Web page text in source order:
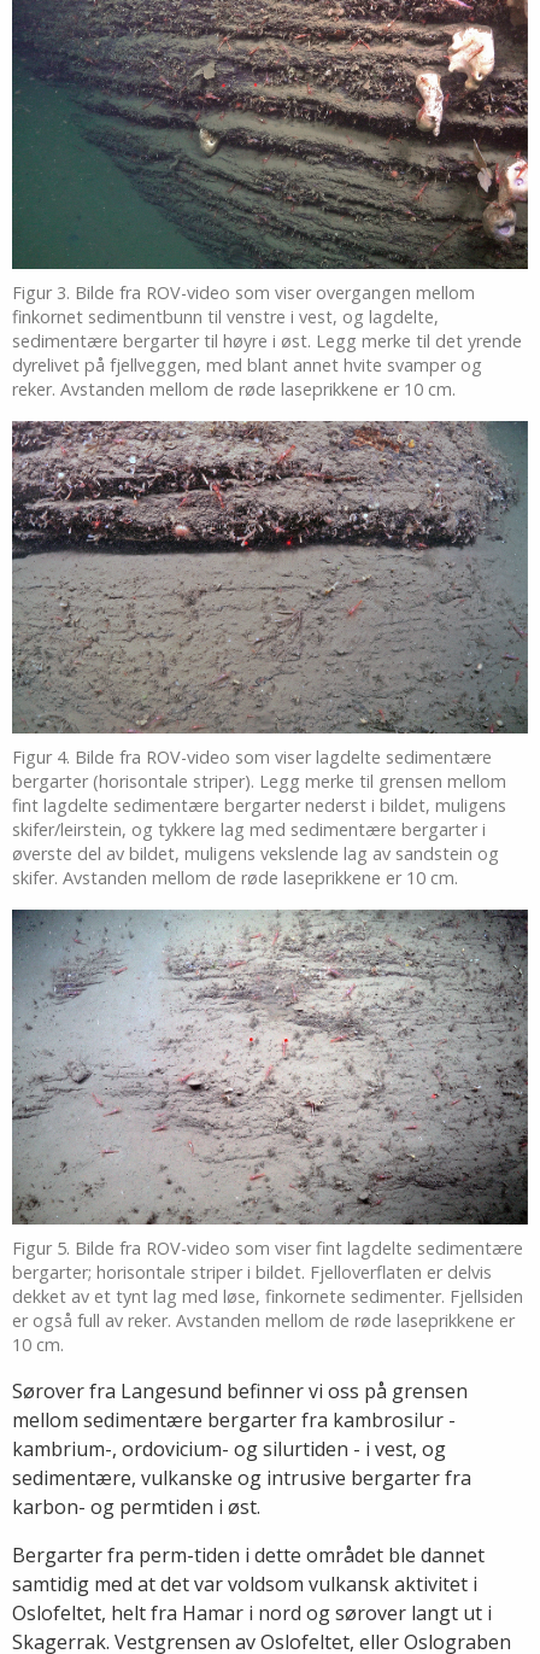
Figur 3. Bilde fra ROV-video som viser overgangen mellom
finkornet sedimentbunn til venstre i vest, og lagdelte,
sedimentære bergarter til høyre i øst. Legg merke til det yrende
dyrelivet på fjellveggen, med blant annet hvite svamper og
reker. Avstanden mellom de røde laseprikkene er 10 cm.
Figur 4. Bilde fra ROV-video som viser lagdelte sedimentære
bergarter (horisontale striper). Legg merke til grensen mellom
fint lagdelte sedimentære bergarter nederst i bildet, muligens
skifer/leirstein, og tykkere lag med sedimentære bergarter i
øverste del av bildet, muligens vekslende lag av sandstein og
skifer. Avstanden mellom de røde laseprikkene er 10 cm.
Figur 5. Bilde fra ROV-video som viser fint lagdelte sedimentære
bergarter; horisontale striper i bildet. Fjelloverflaten er delvis
dekket av et tynt lag med løse, finkornete sedimenter. Fjellsiden
er også full av reker. Avstanden mellom de røde laseprikkene er
10 cm.
Sørover fra Langesund befinner vi oss på grensen
mellom sedimentære bergarter fra kambrosilur -
kambrium-, ordovicium- og silurtiden - i vest, og
sedimentære, vulkanske og intrusive bergarter fra
karbon- og permtiden i øst.
Bergarter fra perm-tiden i dette området ble dannet
samtidig med at det var voldsom vulkansk aktivitet i
Oslofeltet, helt fra Hamar i nord og sørover langt ut i
Skagerrak. Vestgrensen av Oslofeltet, eller Oslograben